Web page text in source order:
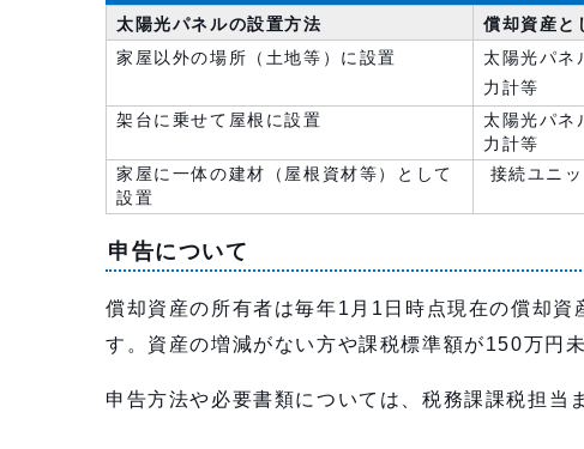
太陽光パネルの設置方法
償却資産と
家屋以外の場所（土地等）に設置
太陽光パネ
力計等
架台に乗せて屋根に設置
太陽光パネ
力計等
家屋に一体の建材（屋根資材等）として
設置
接続ユニ
申告について
償却資産の所有者は毎年1月1日時点現在の償却
す。資産の増減がない方や課税標準額が150万円
申告方法や必要書類については、税務課課税担当